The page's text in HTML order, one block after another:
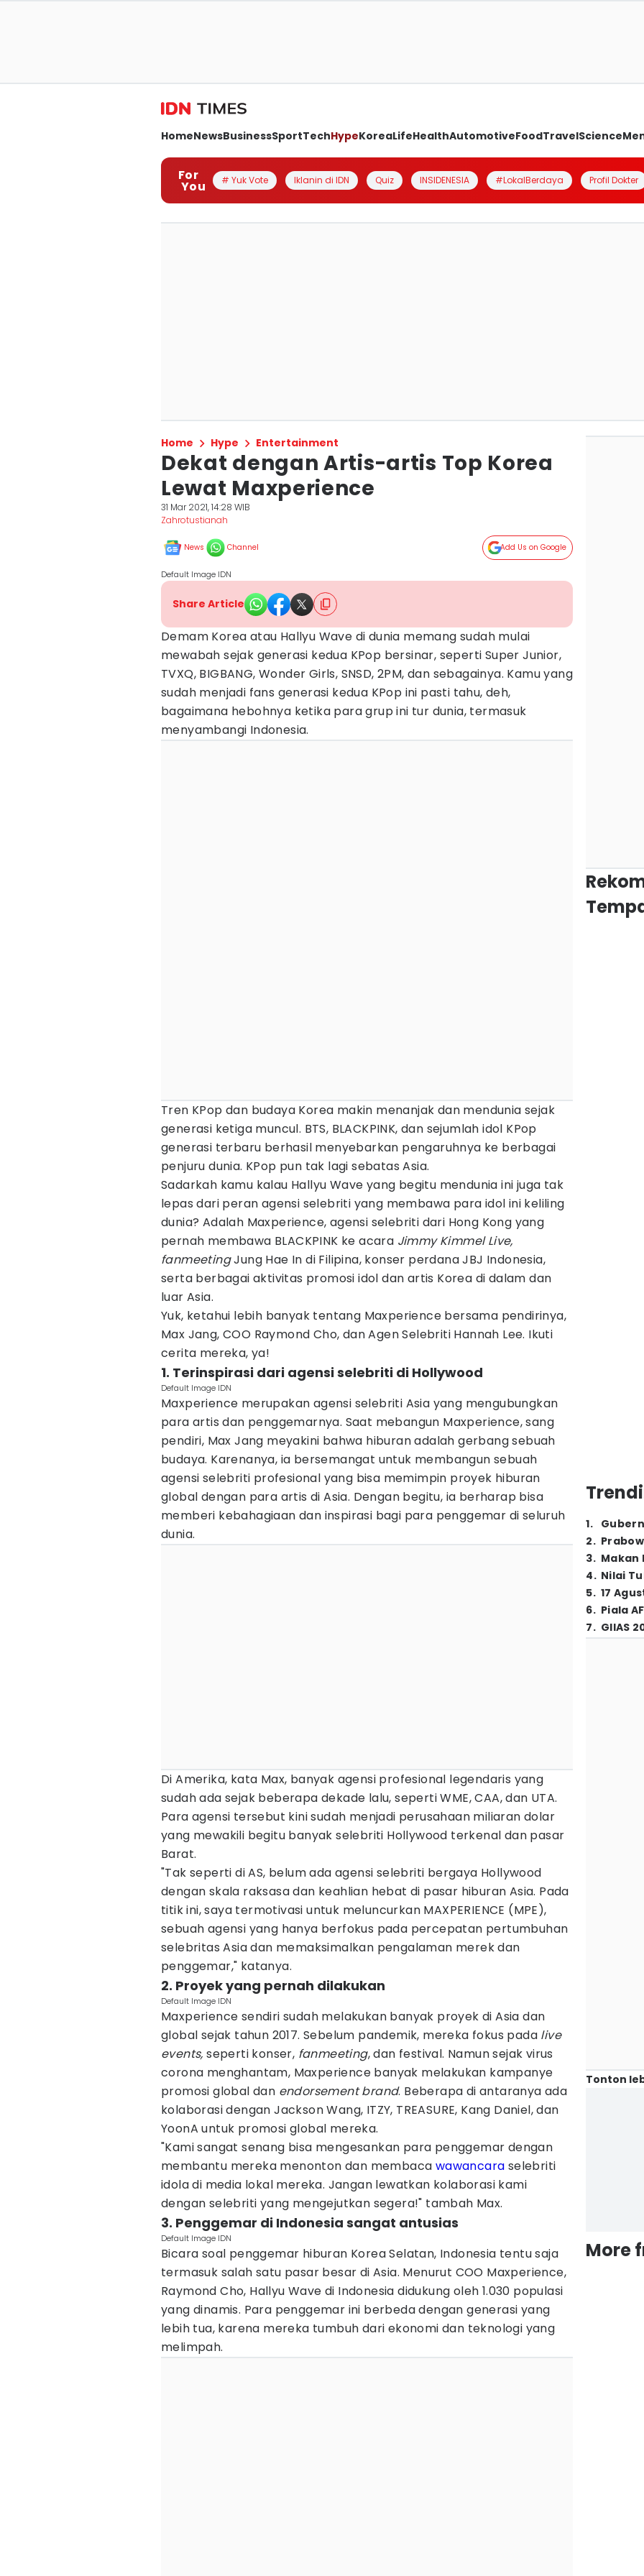
HomeNewsBusinessSportTechHypeKoreaLifeHealthAutomotiveFoodTravelScience
For
You # Yuk Vote Iklanin di IDN Quiz INSIDENESIA #LokalBerdaya Profil Dokter
Home Hype Entertainment
Dekat dengan Artis-artis Top Korea
Lewat Maxperience
31 Mar 2021, 14:28 WIB
Zahrotustianah
News Channel Add Us on Google
Default Image IDN
Share Article
Demam Korea atau Hallyu Wave di dunia memang sudah mulai
mewabah sejak generasi kedua KPop bersinar, seperti Super Junior,
TVXQ, BIGBANG, Wonder Girls, SNSD, 2PM, dan sebagainya. Kamu yang
sudah menjadi fans generasi kedua KPop ini pasti tahu, deh,
bagaimana hebohnya ketika para grup ini tur dunia, termasuk
menyambangi Indonesia.
Tren KPop dan budaya Korea makin menanjak dan mendunia sejak
generasi ketiga muncul. BTS, BLACKPINK, dan sejumlah idol KPop
generasi terbaru berhasil menyebarkan pengaruhnya ke berbagai
penjuru dunia. KPop pun tak lagi sebatas Asia.
Sadarkah kamu kalau Hallyu Wave yang begitu mendunia ini juga tak
lepas dari peran agensi selebriti yang membawa para idol ini keliling
dunia? Adalah Maxperience, agensi selebriti dari Hong Kong yang
pernah membawa BLACKPINK ke acara Jimmy Kimmel Live,
fanmeetingJung Hae In di Filipina, konser perdana JBJ Indonesia,
serta berbagai aktivitas promosi idol dan artis Korea di dalam dan
luar Asia.
Yuk, ketahui lebih banyak tentang Maxperience bersama pendirinya,
Max Jang, COO Raymond Cho, dan Agen Selebriti Hannah Lee. Ikuti
cerita mereka, ya!
1. Terinspirasi dari agensi selebriti di Hollywood
Default Image IDN
Maxperience merupakan agensi selebriti Asia yang mengubungkan
para artis dan penggemarnya. Saat mebangun Maxperience, sang
pendiri, Max Jang meyakini bahwa hiburan adalah gerbang sebuah
budaya. Karenanya, ia bersemangat untuk membangun sebuah
agensi selebriti profesional yang bisa memimpin proyek hiburan
global dengan para artis di Asia. Dengan begitu, ia berharap bisa
memberi kebahagiaan dan inspirasi bagi para penggemar di seluruh
dunia.
Di Amerika, kata Max, banyak agensi profesional legendaris yang
sudah ada sejak beberapa dekade lalu, seperti WME, CAA, dan UTA.
Para agensi tersebut kini sudah menjadi perusahaan miliaran dolar
yang mewakili begitu banyak selebriti Hollywood terkenal dan pasar
Barat.
"Tak seperti di AS, belum ada agensi selebriti bergaya Hollywood
dengan skala raksasa dan keahlian hebat di pasar hiburan Asia. Pada
titik ini, saya termotivasi untuk meluncurkan MAXPERIENCE (MPE),
sebuah agensi yang hanya berfokus pada percepatan pertumbuhan
selebritas Asia dan memaksimalkan pengalaman merek dan
penggemar," katanya.
2. Proyek yang pernah dilakukan
Default Image IDN
Maxperience sendiri sudah melakukan banyak proyek di Asia dan
global sejak tahun 2017. Sebelum pandemik, mereka fokus pada live
events, seperti konser, fanmeeting, dan festival. Namun sejak virus
corona menghantam, Maxperience banyak melakukan kampanye
promosi global dan endorsement brand. Beberapa di antaranya ada
kolaborasi dengan Jackson Wang, ITZY, TREASURE, Kang Daniel, dan
YoonA untuk promosi global mereka.
"Kami sangat senang bisa mengesankan para penggemar dengan
membantu mereka menonton dan membaca wawancara selebriti
idola di media lokal mereka. Jangan lewatkan kolaborasi kami
dengan selebriti yang mengejutkan segera!" tambah Max.
3. Penggemar di Indonesia sangat antusias
Default Image IDN
Bicara soal penggemar hiburan Korea Selatan, Indonesia tentu saja
termasuk salah satu pasar besar di Asia. Menurut COO Maxperience,
Raymond Cho, Hallyu Wave di Indonesia didukung oleh 1.030 populasi
yang dinamis. Para penggemar ini berbeda dengan generasi yang
lebih tua, karena mereka tumbuh dari ekonomi dan teknologi yang
melimpah.
1.
2.
3. Makan
4. Nilai
5. 17
6. Piala
7. GIIAS
Tonton
More